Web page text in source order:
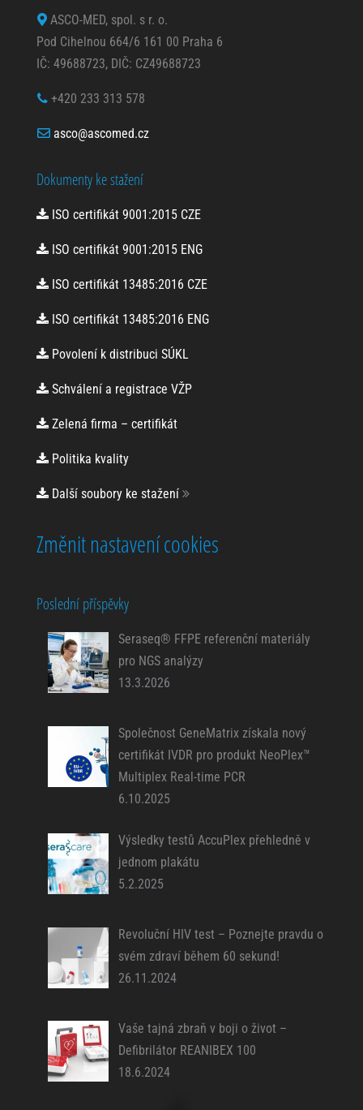
ASCO-MED, spol. s r. o.
Pod Cihelnou 664/6 161 00 Praha 6
IČ: 49688723, DIČ: CZ49688723
+420 233 313 578
asco@ascomed.cz
Dokumenty ke stažení
ISO certifikát 9001:2015 CZE
ISO certifikát 9001:2015 ENG
ISO certifikát 13485:2016 CZE
ISO certifikát 13485:2016 ENG
Povolení k distribuci SÚKL
Schválení a registrace VŽP
Zelená firma – certifikát
Politika kvality
Další soubory ke stažení
Změnit nastavení cookies
Poslední příspěvky
Seraseq® FFPE referenční materiály
pro NGS analýzy
13.3.2026
Společnost GeneMatrix získala nový
certifikát IVDR pro produkt NeoPlex™
Multiplex Real-time PCR
6.10.2025
Výsledky testů AccuPlex přehledně v
jednom plakátu
5.2.2025
Revoluční HIV test – Poznejte pravdu o
svém zdraví během 60 sekund!
26.11.2024
Vaše tajná zbraň v boji o život –
Defibrilátor REANIBEX 100
18.6.2024